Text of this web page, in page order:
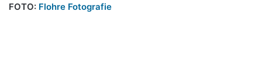
FOTO: Flohre Fotografie